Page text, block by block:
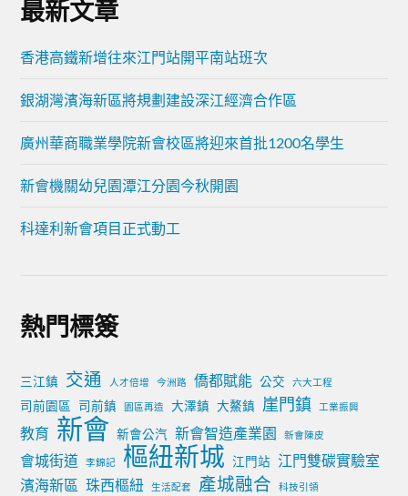
最新文章
香港高鐵新增往來江門站開平南站班次
銀湖灣濱海新區將規劃建設深江經濟合作區
廣州華商職業學院新會校區將迎來首批1200名學生
新會機關幼兒園潭江分園今秋開園
科達利新會項目正式動工
熱門標簽
三江鎮 交通 人才倍增 今洲路 僑都賦能 公交 六大工程
司前園區 司前鎮 園區再造 大澤鎮 大鰲鎮 崖門鎮 工業振興
教育 新會 新會公汽 新會智造產業園 新會陳皮
會城街道 李錦記 樞紐新城 江門站
江門雙碳實驗室
濱海新區 珠西樞紐 生活配套 產城融合 科技引領